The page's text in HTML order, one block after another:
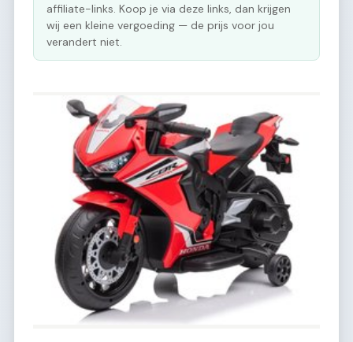
affiliate-links. Koop je via deze links, dan krijgen
wij een kleine vergoeding — de prijs voor jou
verandert niet.